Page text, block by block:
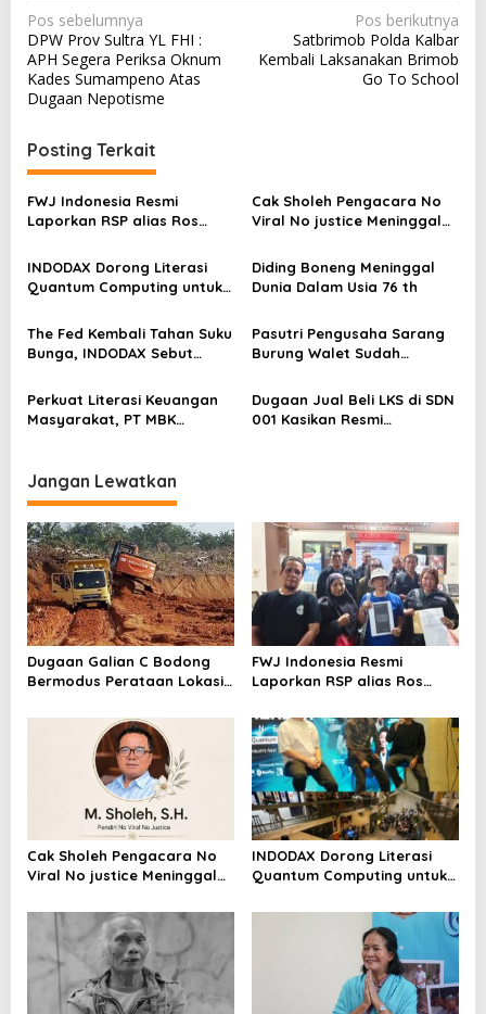
N
a
v
i
g
a
s
i
p
o
s
Pos sebelumnya
DPW Prov Sultra YL FHI :
APH Segera Periksa Oknum
Kades Sumampeno Atas
Dugaan Nepotisme
Pos berikutnya
Satbrimob Polda Kalbar
Kembali Laksanakan Brimob
Go To School
Posting Terkait
FWJ Indonesia Resmi
Laporkan RSP alias Ros
Cak Sholeh Pengacara No
Viral No justice Meninggal
INDODAX Dorong Literasi
Quantum Computing untuk
Blockchain
Diding Boneng Meninggal
Dunia Dalam Usia 76 th
The Fed Kembali Tahan Suku
Bunga, INDODAX Sebut
Sentimen Pasar
Pasutri Pengusaha Sarang
Burung Walet Sudah
Pelapor Desak Polda Jambi
Segera Lakukan Penahanan
Perkuat Literasi Keuangan
Masyarakat, PT MBK
Dugaan Jual Beli LKS di SDN
001 Kasikan Resmi
Jangan Lewatkan
Dugaan Galian C Bodong
Bermodus Perataan Lokasi
Riau Akan Tinjauan Lokasi
FWJ Indonesia Resmi
Laporkan RSP alias Ros
Cak Sholeh Pengacara No
Viral No justice Meninggal
INDODAX Dorong Literasi
Quantum Computing untuk
Blockchain